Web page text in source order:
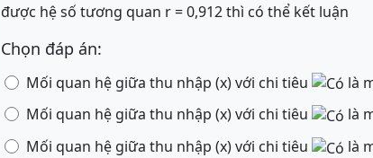
được hệ số tương quan r = 0,912 thì có thể kết luận
Chọn đáp án:
Mối quan hệ giữa thu nhập (x) với chi tiêu
Mối quan hệ giữa thu nhập (x) với chi tiêu
là
Mối quan hệ giữa thu nhập (x) với chi tiêu
là